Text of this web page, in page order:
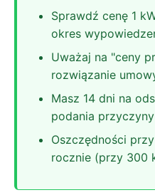
Sprawdź cenę 1
okres
Uważaj na "ceny
rozwiązanie
Masz 14 dni na
podania przyczyny
Oszczędności
rocznie (przy 300